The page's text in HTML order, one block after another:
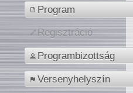
Program
Regisztráció
Programbizottság
Versenyhelyszín